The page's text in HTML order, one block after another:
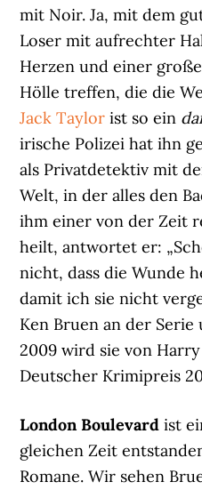
mit Noir. Ja, mit dem
Loser mit aufrechter
Herzen und einer
Hölle treffen, die die
Jack Taylor ist so ein
irische Polizei hat ihn
als Privatdetektiv mit
Welt, in der alles den
ihm einer von der Zeit
heilt, antwortet er:
nicht, dass die Wunde
damit ich sie nicht
Ken Bruen an der
2009 wird sie von
Deutscher Krimipreis
London Boulevard ist
gleichen Zeit
Romane. Wir sehen